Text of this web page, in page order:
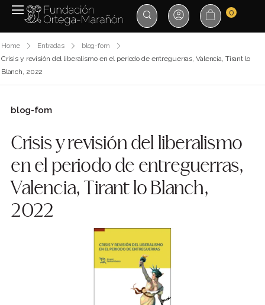
0
Home Entradas
blog-fom
Crisis y revisión del liberalismo en el periodo de entreguerras, Valencia, Tirant lo
Blanch, 2022
blog-fom
Crisis y revisión del liberalismo
en el periodo de entreguerras,
Valencia, Tirant lo Blanch,
2022